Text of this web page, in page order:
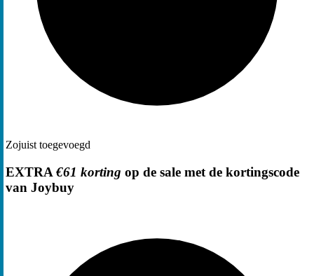
Zojuist toegevoegd
EXTRA €61 korting op de sale met de kortingscode
van Joybuy